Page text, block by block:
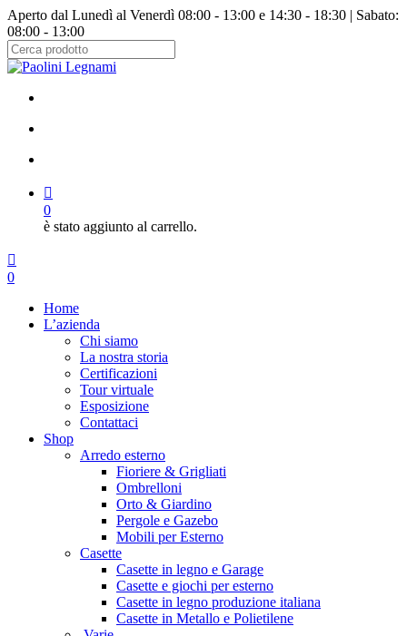
Salta
al
contenuto
principale
Aperto dal Lunedì al Venerdì 08:00 - 13:00 e 14:30 - 18:30 | Sabato:
08:00 - 13:00
Chiudi
0
è stato aggiunto al carrello.
Menu
cerca
account
0
Home
L’azienda
Chi siamo
La nostra storia
Certificazioni
Tour virtuale
Esposizione
Contattaci
Shop
Arredo esterno
Fioriere & Grigliati
Ombrelloni
Orto & Giardino
Pergole e Gazebo
Mobili per Esterno
Casette
Casette in legno e Garage
Casette e giochi per esterno
Casette in legno produzione italiana
Casette in Metallo e Polietilene